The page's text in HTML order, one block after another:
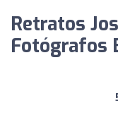
Retratos
Fotógrafos